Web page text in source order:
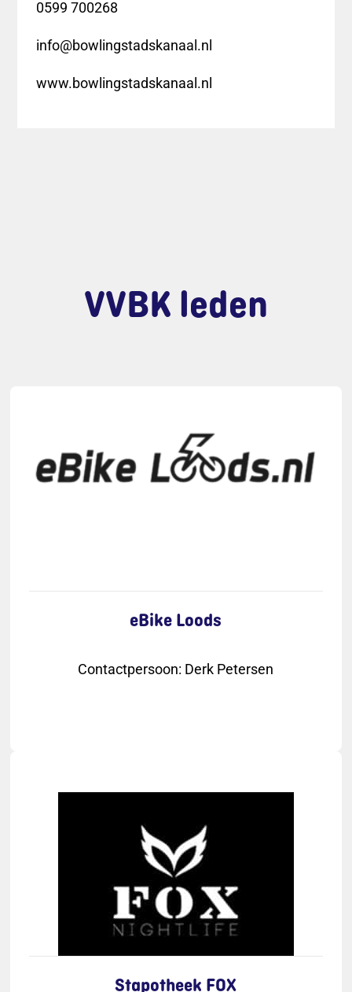
0599 700268
info@bowlingstadskanaal.nl
www.bowlingstadskanaal.nl
VVBK leden
eBike Loods
Contactpersoon: Derk Petersen
Stapotheek FOX